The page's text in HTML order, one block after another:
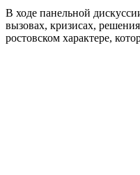
В ходе панельной
вызовах, кризисах,
ростовском характере,